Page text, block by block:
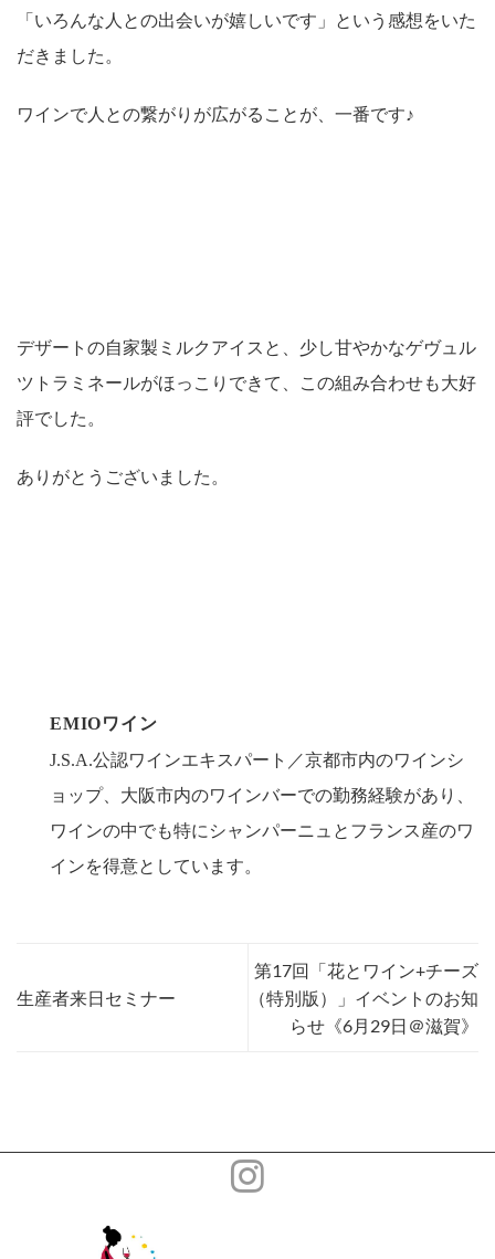
「いろんな人との出会いが嬉しいです」という感想をいた
だきました。
ワインで人との繋がりが広がることが、一番です♪
デザートの自家製ミルクアイスと、少し甘やかなゲヴュル
ツトラミネールがほっこりできて、この組み合わせも大好
評でした。
ありがとうございました。
EMIOワイン
J.S.A.公認ワインエキスパート／京都市内のワインシ
ョップ、大阪市内のワインバーでの勤務経験があり、
ワインの中でも特にシャンパーニュとフランス産のワ
インを得意としています。
生産者来日セミナー
第17回「花とワイン+チーズ
（特別版）」イベントのお知
らせ《6月29日＠滋賀》